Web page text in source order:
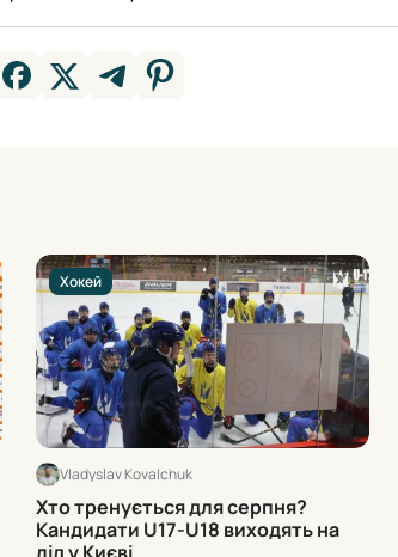
Хокей
Vladyslav Kovalchuk
Хто тренується для серпня?
Кандидати U17-U18 виходять на